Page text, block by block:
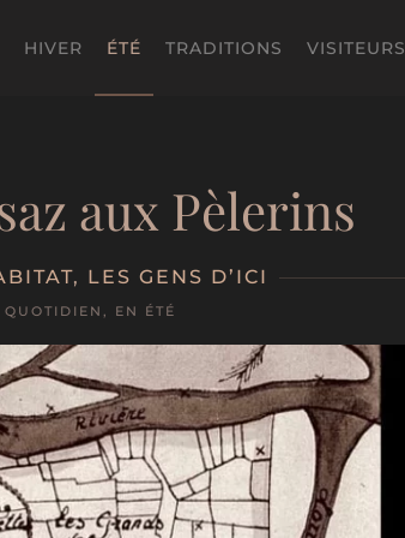
HIVER ÉTÉ TRADITIONS VISITEURS
aux Pèlerins
, LES GENS D’ICI
, EN ÉTÉ